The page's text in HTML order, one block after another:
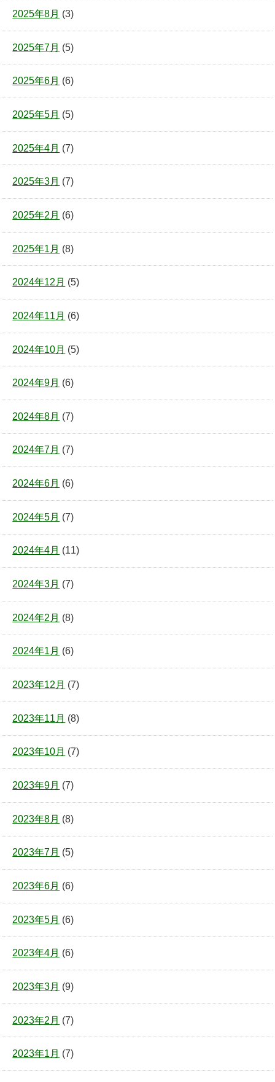
2025年8月 (3)
2025年7月 (5)
2025年6月 (6)
2025年5月 (5)
2025年4月 (7)
2025年3月 (7)
2025年2月 (6)
2025年1月 (8)
2024年12月 (5)
2024年11月 (6)
2024年10月 (5)
2024年9月 (6)
2024年8月 (7)
2024年7月 (7)
2024年6月 (6)
2024年5月 (7)
2024年4月 (11)
2024年3月 (7)
2024年2月 (8)
2024年1月 (6)
2023年12月 (7)
2023年11月 (8)
2023年10月 (7)
2023年9月 (7)
2023年8月 (8)
2023年7月 (5)
2023年6月 (6)
2023年5月 (6)
2023年4月 (6)
2023年3月 (9)
2023年2月 (7)
2023年1月 (7)